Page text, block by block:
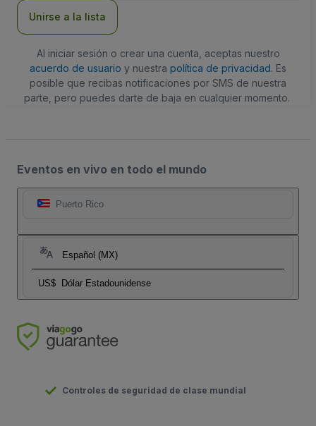
Unirse a la lista
Al iniciar sesión o crear una cuenta, aceptas nuestro
acuerdo de usuario y nuestra política de privacidad. Es
posible que recibas notificaciones por SMS de nuestra
parte, pero puedes darte de baja en cualquier momento.
Eventos en vivo en todo el mundo
Puerto Rico
Español (MX)
US$ Dólar Estadounidense
Controles de seguridad de clase mundial